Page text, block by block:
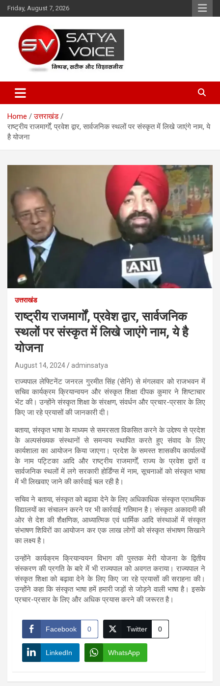
Skip
to
Friday, August 7, 2026
Satya Voice
Home
उत्तराखंड
राष्ट्रीय राजमार्गों, प्रवेश द्वार, सार्वजनिक स्थलों पर संस्कृत में लिखे जाएंगे नाम, ये
है योजना
उत्तराखंड
राष्ट्रीय राजमार्गों, प्रवेश द्वार, सार्वजनिक
स्थलों पर संस्कृत में लिखे जाएंगे नाम, ये है
योजना
August 14, 2024 adminsatya
राज्यपाल लेफ्टिनेंट जनरल गुरमीत सिंह (सेनि) से मंगलवार को राजभवन में
सचिव कार्यक्रम क्रियान्वयन और संस्कृत शिक्षा दीपक कुमार ने शिष्टाचार
भेंट की। उन्होंने संस्कृत शिक्षा के संरक्षण, संवर्धन और प्रचार-प्रसार के लिए
किए जा रहे प्रयासों की जानकारी दी।
बताया, संस्कृत भाषा के माध्यम से समरसता विकसित करने के उद्देश्य से प्रदेश
के अल्पसंख्यक संस्थानों से समन्वय स्थापित करते हुए संवाद के लिए
कार्यशाला का आयोजन किया जाएगा। प्रदेश के समस्त शासकीय कार्यालयों
के नाम पट्टिका आदि और राष्ट्रीय राजमार्गों, राज्य के प्रवेश द्वारों व
सार्वजनिक स्थलों में लगे सरकारी होर्डिंग्स में नाम, सूचनाओं को संस्कृत भाषा
में भी लिखवाए जाने की कार्रवाई चल रही है।
सचिव ने बताया, संस्कृत को बढ़ावा देने के लिए अधिकाधिक संस्कृत प्राथमिक
विद्यालयों का संचालन करने पर भी कार्रवाई गतिमान है। संस्कृत अकादमी की
ओर से देश की शैक्षणिक, आध्यात्मिक एवं धार्मिक आदि संस्थाओं में संस्कृत
संभाषण शिविरों का आयोजन कर एक लाख लोगों को संस्कृत संभाषण सिखाने
का लक्ष्य है।
उन्होंने कार्यक्रम क्रियान्वयन विभाग की पुस्तक मेरी योजना के द्वितीय
संस्करण की प्रगति के बारे में भी राज्यपाल को अवगत कराया। राज्यपाल ने
संस्कृत शिक्षा को बढ़ावा देने के लिए किए जा रहे प्रयासों की सराहना की।
उन्होंने कहा कि संस्कृत भाषा हमें हमारी जड़ों से जोड़ने वाली भाषा है। इसके
प्रचार-प्रसार के लिए और अधिक प्रयास करने की जरूरत है।
Facebook 0 Twitter 0
LinkedIn WhatsApp